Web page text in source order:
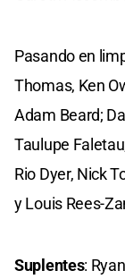
Pasando en
Thomas, Ken
Adam Beard;
Taulupe
Rio Dyer, Nick
y Louis Rees-
Suplentes: